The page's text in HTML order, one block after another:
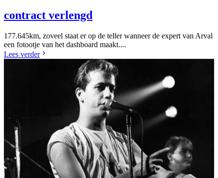
contract verlengd
177.645km, zoveel staat er op de teller wanneer de expert van Arval
een fotootje van het dashboard maakt....
Lees verder